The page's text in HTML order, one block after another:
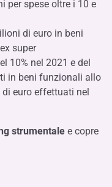
per spese oltre i 10 e
di euro in beni
super
10% nel 2021 e del
in beni funzionali allo
euro effettuati nel
strumentale e copre